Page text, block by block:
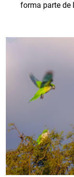
forma parte de